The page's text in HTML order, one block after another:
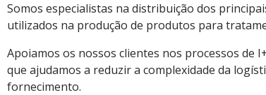
Somos especialistas na distribuição dos
utilizados na produção de produtos para
Apoiamos os nossos clientes nos processos de
que ajudamos a reduzir a complexidade da
fornecimento.